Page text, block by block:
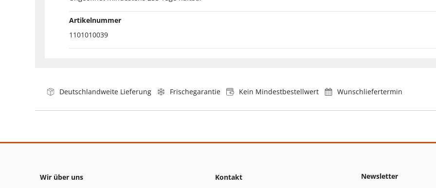
Artikelnummer
1101010039
Deutschlandweite Lieferung Frischegarantie Kein Mindestbestellwert Wunschliefertermin
Wir über uns Kontakt Newsletter